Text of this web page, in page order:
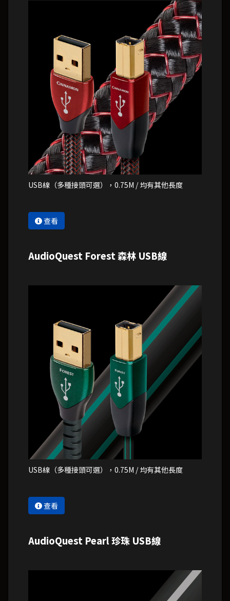
USB線（多種接頭可選），0.75M / 均有其他長度
查看
USB線（多種接頭可選），0.75M / 均有其他長度
查看
AudioQuest Forest 森林 USB線
AudioQuest Pearl 珍珠 USB線